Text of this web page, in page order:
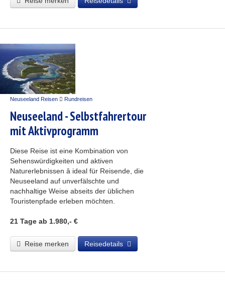
Neuseeland Reisen Rundreisen
Neuseeland - Selbstfahrertour
mit Aktivprogramm
Diese Reise ist eine Kombination von
Sehenswürdigkeiten und aktiven
Naturerlebnissen â ideal für Reisende, die
Neuseeland auf unverfälschte und
nachhaltige Weise abseits der üblichen
Touristenpfade erleben möchten.
21 Tage ab 1.980,- €
Reise merken Reisedetails